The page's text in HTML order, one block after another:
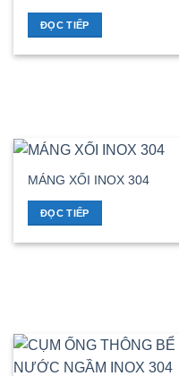
ĐỌC TIẾP
MÁNG XỐI INOX 304
ĐỌC TIẾP